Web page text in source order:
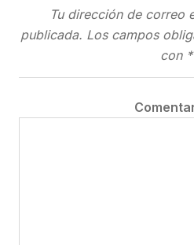
Tu dirección de correo
publicada. Los campos
con *